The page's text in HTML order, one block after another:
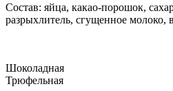
Состав: яйца, какао-порошок,
разрыхлитель, сгущенное молоко,
Шоколадная
Трюфельная